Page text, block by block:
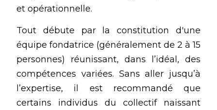
et opérationnelle.
Tout débute par la constitution d'une
équipe fondatrice (généralement de 2 à 15
personnes) réunissant, dans l’idéal, des
compétences variées. Sans aller jusqu’à
l’expertise, il est recommandé que
certains individus du collectif naissant